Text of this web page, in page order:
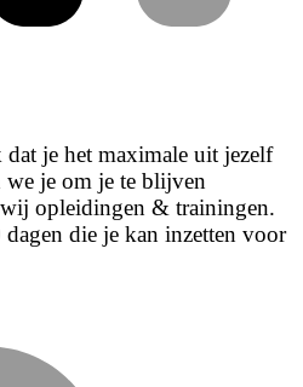
je het maximale uit jezelf
we je om je te blijven
opleidingen & trainingen.
dagen die je kan inzetten voor